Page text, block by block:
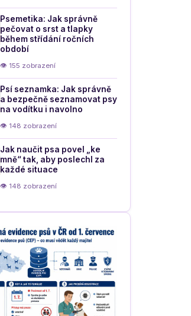
Psemetika: Jak správně
pečovat o srst a tlapky
během střídání ročních
období
👁 155 zobrazení
Psí seznamka: Jak správně
a bezpečně seznamovat psy
na vodítku i navolno
👁 148 zobrazení
Jak naučit psa povel „ke
mně“ tak, aby poslechl za
každé situace
👁 148 zobrazení